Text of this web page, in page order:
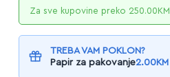
Za sve kupovine preko 250.00KM
TREBA VAM POKLON?
Papir za pakovanje2.00KM